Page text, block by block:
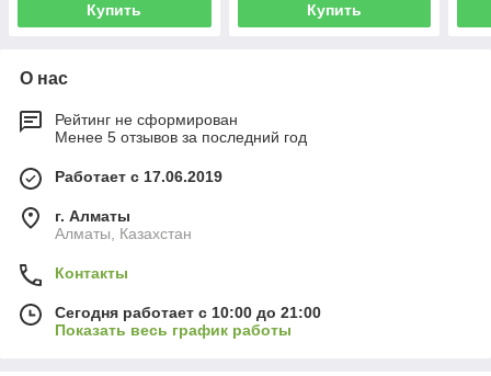
Купить Купить
О нас
Рейтинг не сформирован
Менее 5 отзывов за последний год
Работает с 17.06.2019
г. Алматы
Алматы, Казахстан
Контакты
Сегодня работает с 10:00 до 21:00
Показать весь график работы